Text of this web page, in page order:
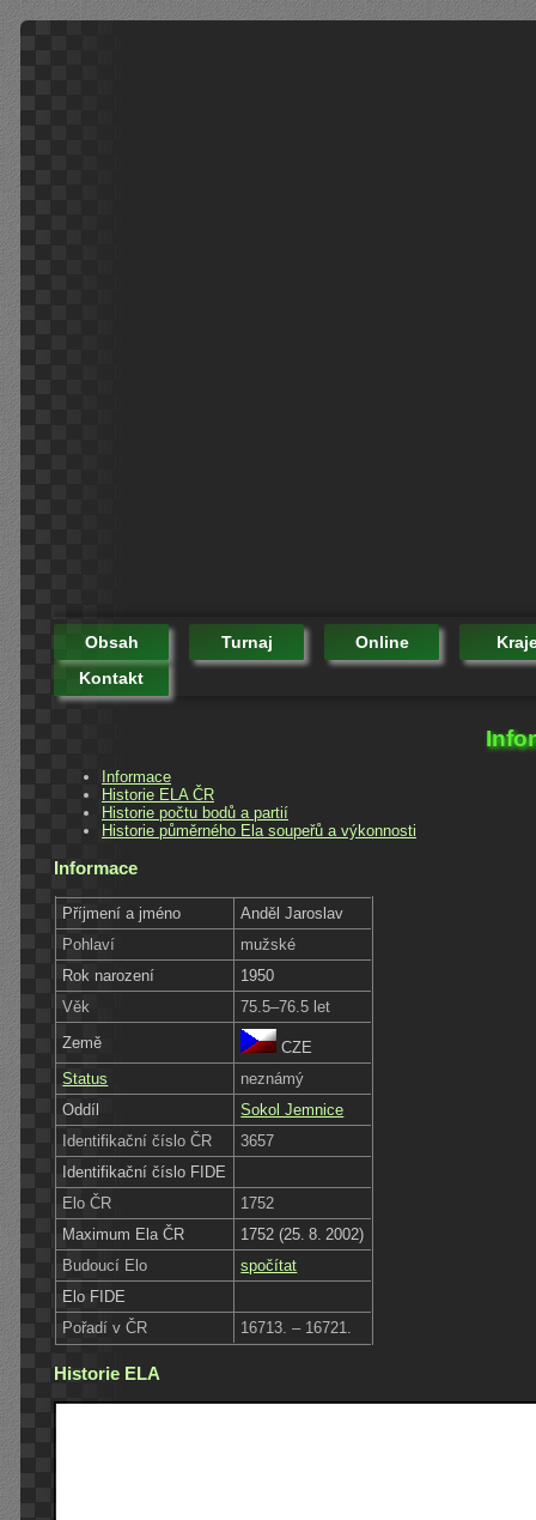
Obsah Turnaj Online
Kontakt
Informace
Historie ELA ČR
Historie počtu bodů a partií
Historie půměrného Ela soupeřů a výkonnosti
Informace
Příjmení a jméno
Anděl Jaroslav
Pohlaví
mužské
Rok narození
1950
Věk
75.5–76.5 let
Země
CZE
Status
neznámý
Oddíl
Sokol Jemnice
Identifikační číslo ČR
3657
Identifikační číslo FIDE
Elo ČR
1752
Maximum Ela ČR
1752 (25. 8. 2002)
Budoucí Elo
spočítat
Elo FIDE
Pořadí v ČR
16713. – 16721.
Historie ELA